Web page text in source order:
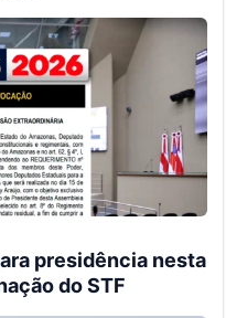
presidência nesta
do STF